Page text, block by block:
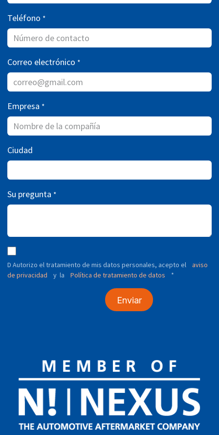
Teléfono *
Correo electrónico *
Empresa *
Ciudad
Su pregunta *
D Autorizo ​​el tratamiento de mis datos personales, acepto el
aviso
de privacidad
y la Política de tratamiento de datos *
Enviar